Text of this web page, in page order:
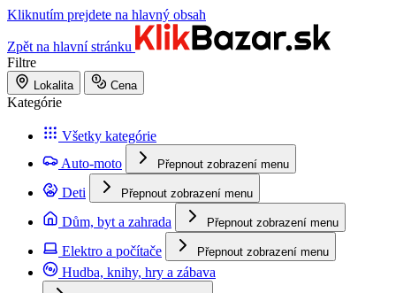
Kliknutím prejdete na hlavný obsah
Zpět na hlavní stránku
Filtre
Lokalita Cena
Kategórie
Všetky kategórie
Auto-moto
Přepnout zobrazení menu
Deti Přepnout zobrazení menu
Dům, byt a zahrada Přepnout zobrazení menu
Elektro a počítače Přepnout zobrazení menu
Hudba, knihy, hry a zábava